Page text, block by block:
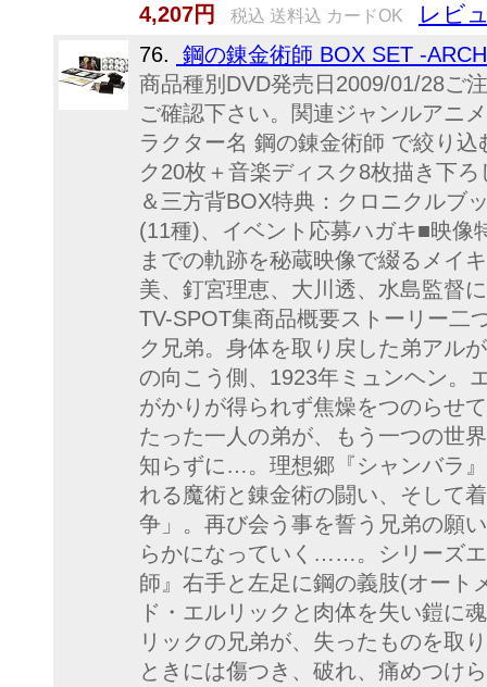
4,207円
税込 送料込 カードOK レビ
76.
鋼の錬金術師 BOX SET -
商品種別DVD発売日2009/01/28ご
ご確認下さい。関連ジャンルアニ
ラクター名 鋼の錬金術師 で絞り
ク20枚＋音楽ディスク8枚描き下
＆三方背BOX特典：クロニクルブ
(11種)、イベント応募ハガキ■映像
までの軌跡を秘蔵映像で綴るメイ
美、釘宮理恵、大川透、水島監督
TV-SPOT集商品概要ストーリー二
ク兄弟。身体を取り戻した弟アル
の向こう側、1923年ミュンヘン。
がかりが得られず焦燥をつのらせ
たった一人の弟が、もう一つの世
知らずに…。理想郷『シャンバラ
れる魔術と錬金術の闘い、そして
争」。再び会う事を誓う兄弟の願
らかになっていく……。シリーズ
師』右手と左足に鋼の義肢(オート
ド・エルリックと肉体を失い鎧に
リックの兄弟が、失ったものを
ときには傷つき、破れ、痛めつけ